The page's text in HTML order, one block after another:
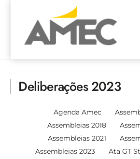
Deliberações 2023
Agenda Amec
Assembleias 2018
Assembleias 2021
Assembleias 2023
Ata GT